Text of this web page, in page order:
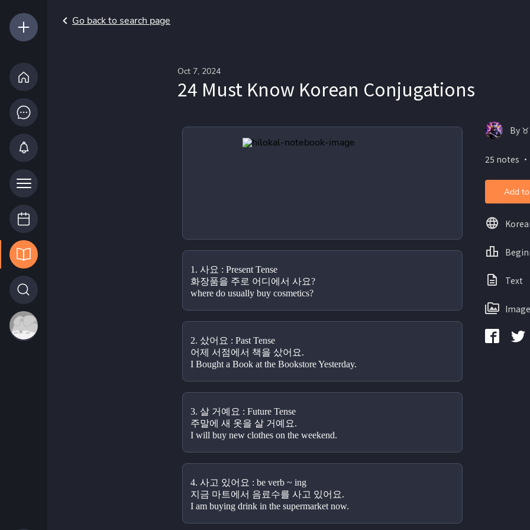
Go back to search page
Oct 7, 2024
24 Must Know Korean Conjugations
1. 사요 : Present Tense
화장품을 주로 어디에서 사요?
where do usually buy cosmetics?
2. 샀어요 : Past Tense
어제 서점에서 책을 샀어요.
I Bought a Book at the Bookstore Yesterday.
3. 살 거예요 : Future Tense
주말에 새 옷을 살 거예요.
I will buy new clothes on the weekend.
4. 사고 있어요 : be verb ~ ing
지금 마트에서 음료수를 사고 있어요.
I am buying drink in the supermarket now.
By
25 notes
Add
Text